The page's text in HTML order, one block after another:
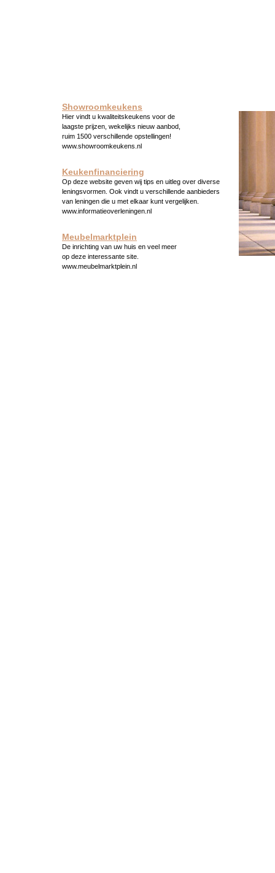
Showroomkeukens
Hier vindt u kwaliteitskeukens voor de
laagste prijzen, wekelijks nieuw aanbod,
ruim 1500 verschillende opstellingen!
www.showroomkeukens.nl
Keukenfinanciering
Op deze website geven wij tips en uitleg over diverse
leningsvormen. Ook vindt u verschillende aanbieders
van leningen die u met elkaar kunt vergelijken.
www.informatieoverleningen.nl
Meubelmarktplein
De inrichting van uw huis en veel meer
op deze interessante site.
www.meubelmarktplein.nl